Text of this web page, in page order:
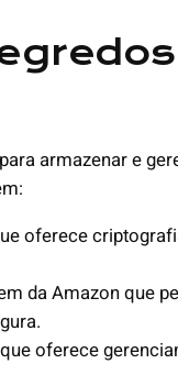
armazenar e
oferece
da Amazon que
oferece